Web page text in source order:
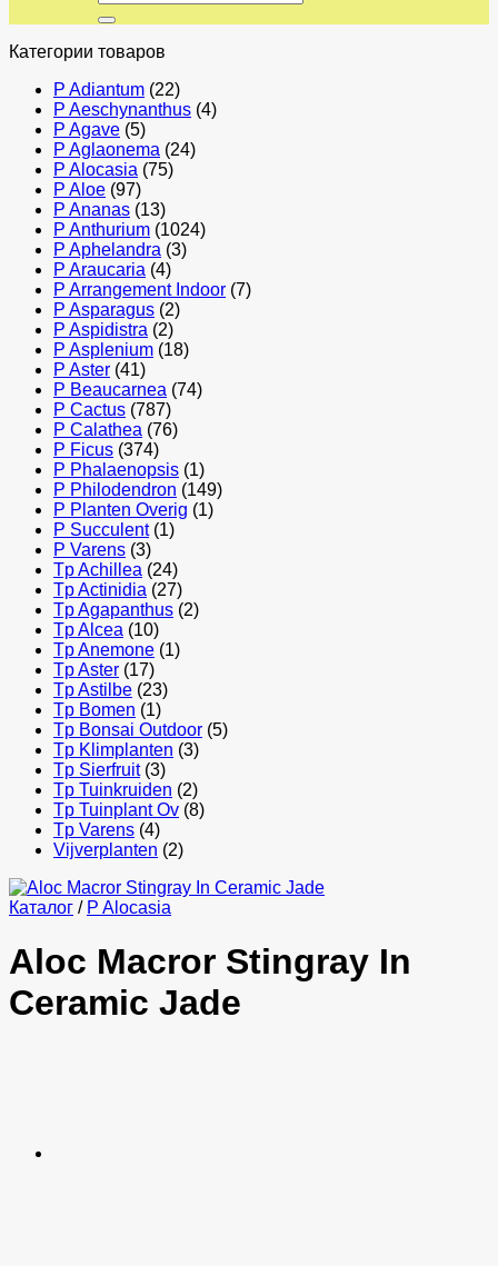
Категории товаров
P Adiantum (22)
P Aeschynanthus (4)
P Agave (5)
P Aglaonema (24)
P Alocasia (75)
P Aloe (97)
P Ananas (13)
P Anthurium (1024)
P Aphelandra (3)
P Araucaria (4)
P Arrangement Indoor (7)
P Asparagus (2)
P Aspidistra (2)
P Asplenium (18)
P Aster (41)
P Beaucarnea (74)
P Cactus (787)
P Calathea (76)
P Ficus (374)
P Phalaenopsis (1)
P Philodendron (149)
P Planten Overig (1)
P Succulent (1)
P Varens (3)
Tp Achillea (24)
Tp Actinidia (27)
Tp Agapanthus (2)
Tp Alcea (10)
Tp Anemone (1)
Tp Aster (17)
Tp Astilbe (23)
Tp Bomen (1)
Tp Bonsai Outdoor (5)
Tp Klimplanten (3)
Tp Sierfruit (3)
Tp Tuinkruiden (2)
Tp Tuinplant Ov (8)
Tp Varens (4)
Vijverplanten (2)
Каталог / P Alocasia
Aloc Macror Stingray In
Ceramic Jade